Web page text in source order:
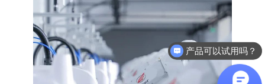
产品可以试用吗？
软件有折扣吗？